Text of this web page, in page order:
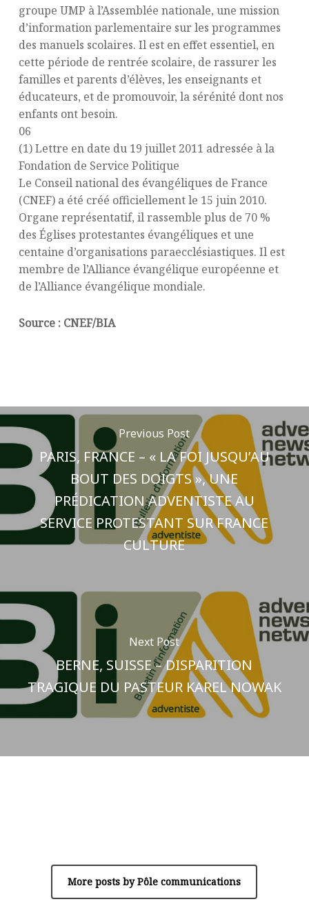
groupe UMP à l’Assemblée nationale, une mission
d’information parlementaire sur les programmes
des manuels scolaires. Il est en effet essentiel, en
cette période de rentrée scolaire, de rassurer les
familles et parents d’élèves, les enseignants et
éducateurs, et de promouvoir, la sérénité dont nos
enfants ont besoin.
06
(1) Lettre en date du 19 juillet 2011 adressée à la
Fondation de Service Politique
Le Conseil national des évangéliques de France
(CNEF) a été créé officiellement le 15 juin 2010.
Organe représentatif, il rassemble plus de 70 %
des Églises protestantes évangéliques et une
centaine d’organisations paraecclésiastiques. Il est
membre de l’Alliance évangélique européenne et
de l’Alliance évangélique mondiale.
Source : CNEF/BIA
Previous Post
PARIS, FRANCE – « LA FOI JUSQU’AU
BOUT DES DOIGTS », UNE
PRÉDICATION ADVENTISTE AU
SERVICE PROTESTANT SUR FRANCE
CULTURE
Next Post
BERNE, SUISSE – DISPARITION
TRAGIQUE DU PASTEUR KAREL NOWAK
More posts by Pôle communications